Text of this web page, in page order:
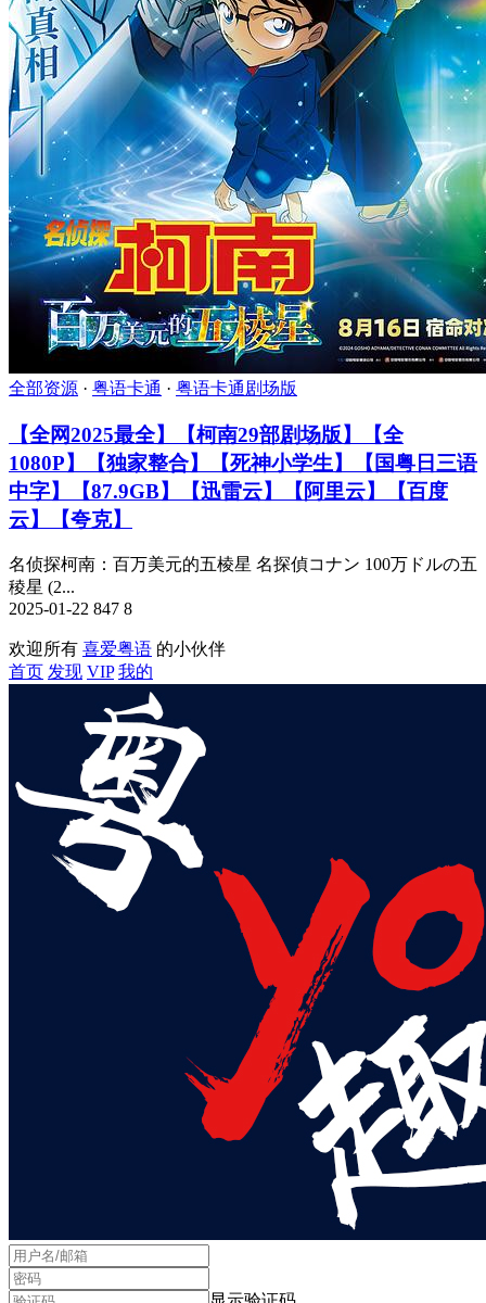
全部资源 · 粤语卡通 · 粤语卡通剧场版
【全网2025最全】【柯南29部剧场版】【全
1080P】【独家整合】【死神小学生】【国粤日三语
中字】【87.9GB】【迅雷云】【阿里云】【百度
云】【夸克】
名侦探柯南：百万美元的五棱星 名探偵コナン 100万ドルの五
稜星 (2...
2025-01-22 847 8
欢迎所有 喜爱粤语 的小伙伴
首页 发现 VIP 我的